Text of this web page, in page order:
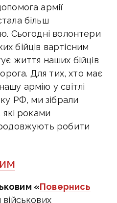
армії
більш
Сьогодні волонтери
бійців вартісним
життя наших бійців
Для тих, хто має
армію у світлі
РФ, ми зібрали
які роками
робити
«Повернись
військових